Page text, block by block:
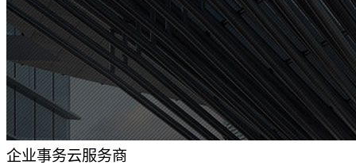
企业事务云服务商